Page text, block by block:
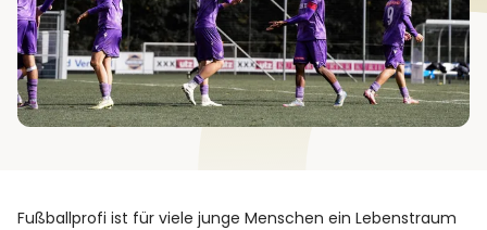
Fußballprofi ist für viele junge Menschen ein Lebenstraum